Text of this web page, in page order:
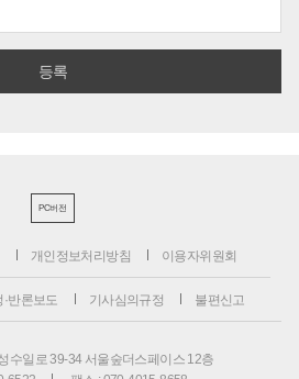
PC버전
개인정보처리방침 이용자위원회
·반론보도 기사심의규정 불편신고
수일로 39-34 서울숲더스페이스 12층